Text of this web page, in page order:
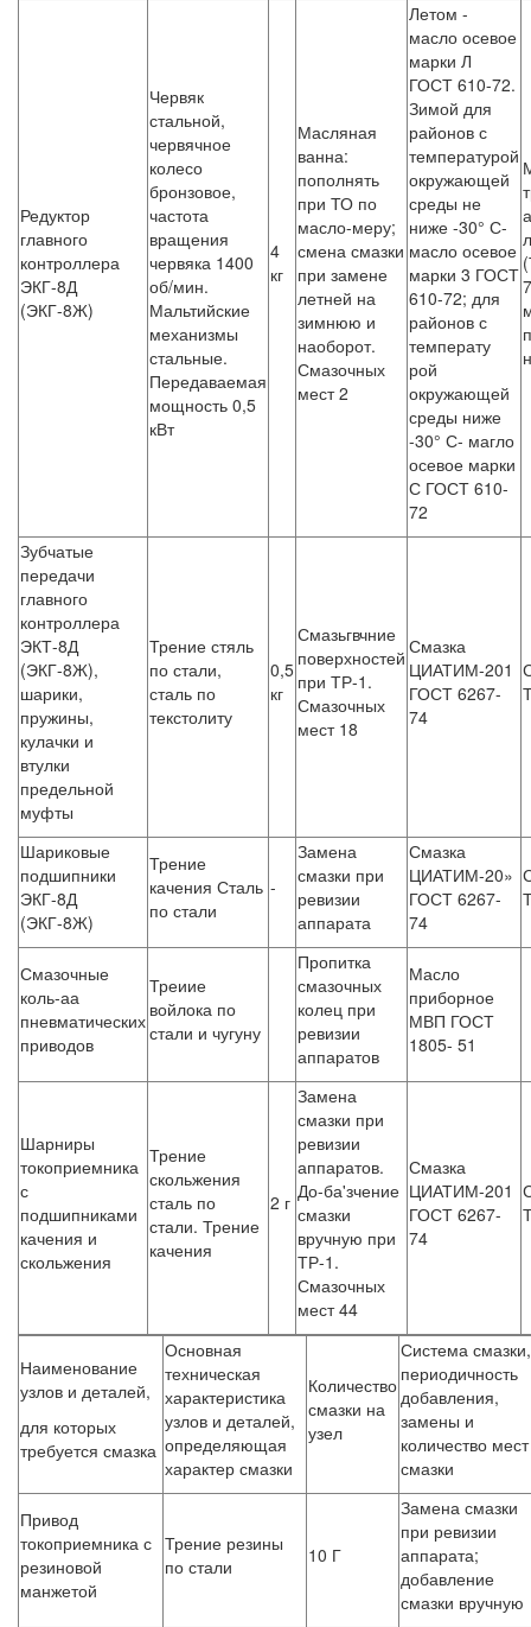
Редуктор
главного
контроллера
ЭКГ-8Д
(ЭКГ-8Ж)
Червяк
стальной,
червячное
колесо
бронзовое,
частота
вращения
червяка 1400
об/мин.
Мальтийские
механизмы
стальные.
Передаваемая
мощность 0,5
кВт
4
кг
Масляная
ванна:
пополнять
при ТО по
масло-меру;
смена смазки
при замене
летней на
зимнюю и
наоборот.
Смазочных
мест 2
Летом -
масло осевое
марки Л
ГОСТ 610-72.
Зимой для
районов с
температурой
окружающей
среды не
ниже -30° С-
масло осевое
марки 3 ГОСТ
610-72; для
районов с
температу
рой
окружающей
среды ниже
-30° С- магло
осевое марки
С ГОСТ 610-
72
Зубчатые
передачи
главного
контроллера
ЭКТ-8Д
(ЭКГ-8Ж),
шарики,
пружины,
кулачки и
втулки
предельной
муфты
Трение стяль
по стали,
сталь по
текстолиту
0,5
кг
Смазьгвчние
поверхностей
при ТР-1.
Смазочных
мест 18
Смазка
ЦИАТИМ-201
ГОСТ 6267-
74
Шариковые
подшипники
ЭКГ-8Д
(ЭКГ-8Ж)
Трение
качения Сталь
по стали
-
Замена
смазки при
ревизии
аппарата
Смазка
ЦИАТИМ-20»
ГОСТ 6267-
74
Смазочные
коль-аа
пневматических
приводов
Треиие
войлока по
стали и чугуну
Пропитка
смазочных
колец при
ревизии
аппаратов
Масло
приборное
МВП ГОСТ
1805- 51
Шарниры
токоприемника
с
подшипниками
качения и
скольжения
Трение
скольжения
сталь по
стали. Трение
качения
2 г
Замена
смазки при
ревизии
аппаратов.
До-ба'зчение
смазки
вручную при
ТР-1.
Смазочных
мест 44
Смазка
ЦИАТИМ-201
ГОСТ 6267-
74
Наименование
узлов и деталей,
для которых
требуется смазка
Основная
техническая
характеристика
узлов и деталей,
определяющая
характер смазки
Количество
смазки на
узел
Система смазки,
периодичность
добавления,
замены и
количество мест
смазки
Привод
токоприемника с
резиновой
манжетой
Трение резины
по стали
10 Г
Замена смазки
при ревизии
аппарата;
добавление
смазки вручную